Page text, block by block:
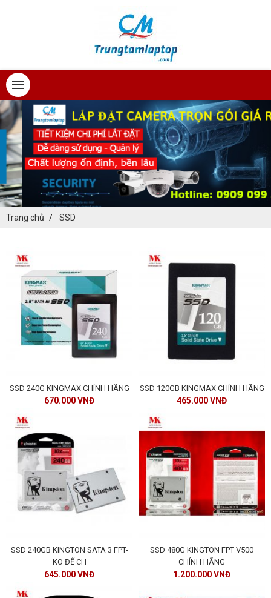
Trang chủ SSD
SSD 240G KINGMAX CHÍNH HÃNG
670.000 VNĐ
SSD 120GB KINGMAX CHÍNH HÃNG
465.000 VNĐ
SSD 240GB KINGTON SATA 3 FPT-
KO ĐẾ CH
645.000 VNĐ
SSD 480G KINGTON FPT V500
CHÍNH HÃNG
1.200.000 VNĐ